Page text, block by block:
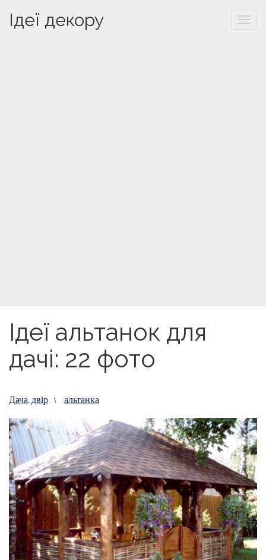
Ідеї декору
Ідеї альтанок для
дачі: 22 фото
Дача, двір \ альтанка